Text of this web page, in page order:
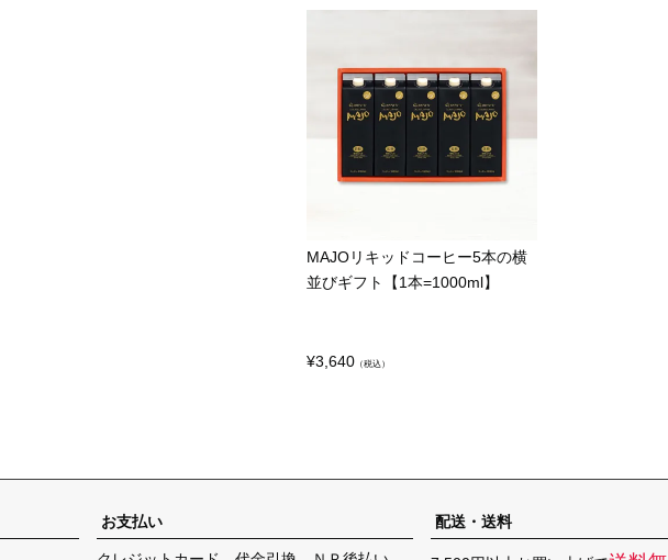
MAJOリキッドコーヒー5本の横
並びギフト【1本=1000ml】
¥3,640 （税込）
お支払い 配送・送料